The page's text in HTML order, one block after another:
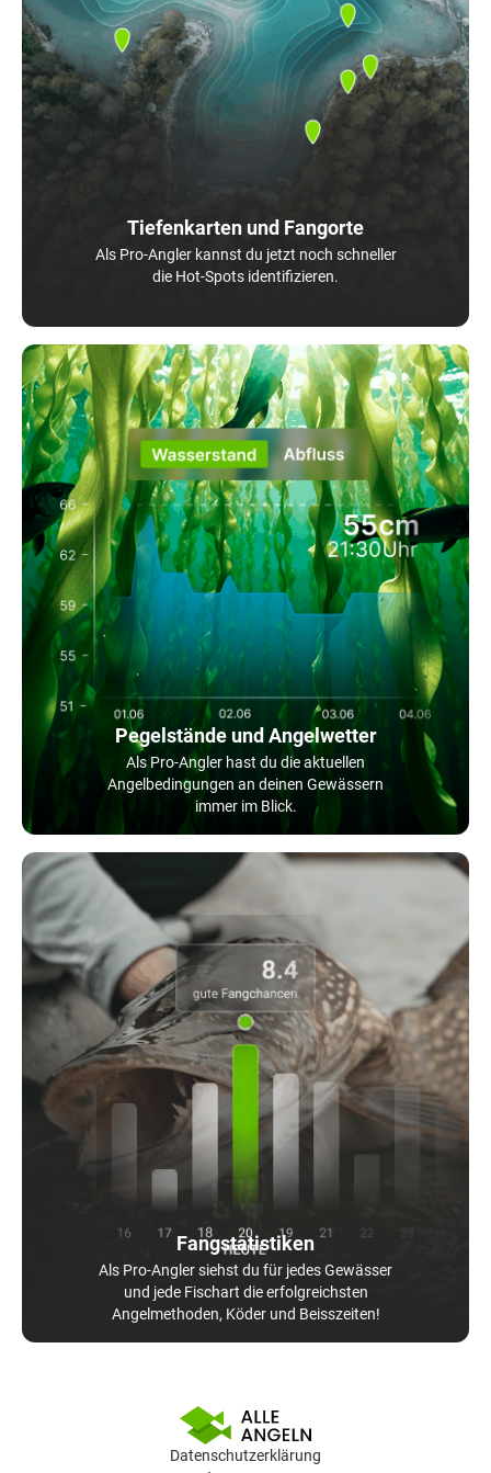
Tiefenkarten und Fangorte
Als Pro-Angler kannst du jetzt noch schneller
die Hot-Spots identifizieren.
Pegelstände und Angelwetter
Als Pro-Angler hast du die aktuellen
Angelbedingungen an deinen Gewässern
immer im Blick.
Fangstatistiken
Als Pro-Angler siehst du für jedes Gewässer
und jede Fischart die erfolgreichsten
Angelmethoden, Köder und Beisszeiten!
Datenschutzerklärung